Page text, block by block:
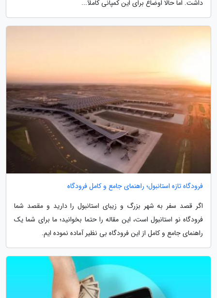
داشت. اما حالا اوضاع برای این کمپانی کاملاً...
فرودگاه تازه استانبول؛ راهنمای جامع و کامل فرودگاه
اگر قصد سفر به شهر بزرگ و زیبای استانبول را دارید و مقصد شما
فرودگاه نو استانبول است، این مقاله را حتما بخوانید؛ ما برای شما یک
راهنمای جامع و کامل از این فرودگاه بی نظیر آماده نموده ایم.